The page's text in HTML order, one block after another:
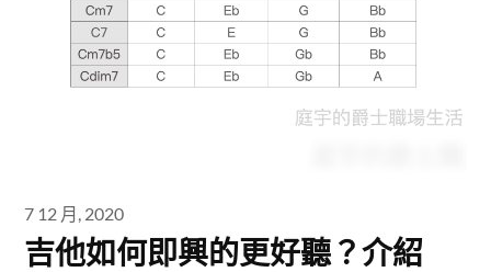
7 12 月, 2020
吉他如何即興的更好聽？介紹